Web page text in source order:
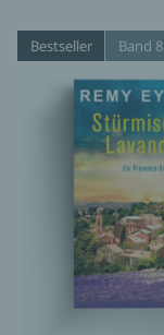
Bestseller Band 8